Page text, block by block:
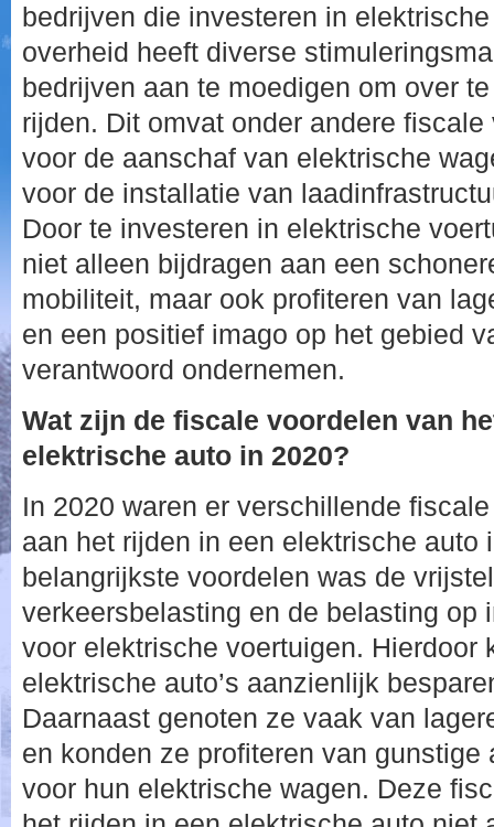
bedrijven die investeren in
overheid heeft diverse
bedrijven aan te moedigen om over
rijden. Dit omvat onder andere
voor de aanschaf van elektrische
voor de installatie van
Door te investeren in elektrische
niet alleen bijdragen aan een
mobiliteit, maar ook profiteren van
en een positief imago op het gebied
verantwoord ondernemen.
Wat zijn de fiscale voordelen van
elektrische auto in 2020?
In 2020 waren er verschillende
aan het rijden in een elektrische auto
belangrijkste voordelen was de
verkeersbelasting en de belasting op
voor elektrische voertuigen. Hierdoor
elektrische auto’s aanzienlijk
Daarnaast genoten ze vaak van
en konden ze profiteren van
voor hun elektrische wagen. Deze